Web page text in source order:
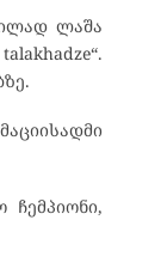
ლაშა
ჩემპიონი,